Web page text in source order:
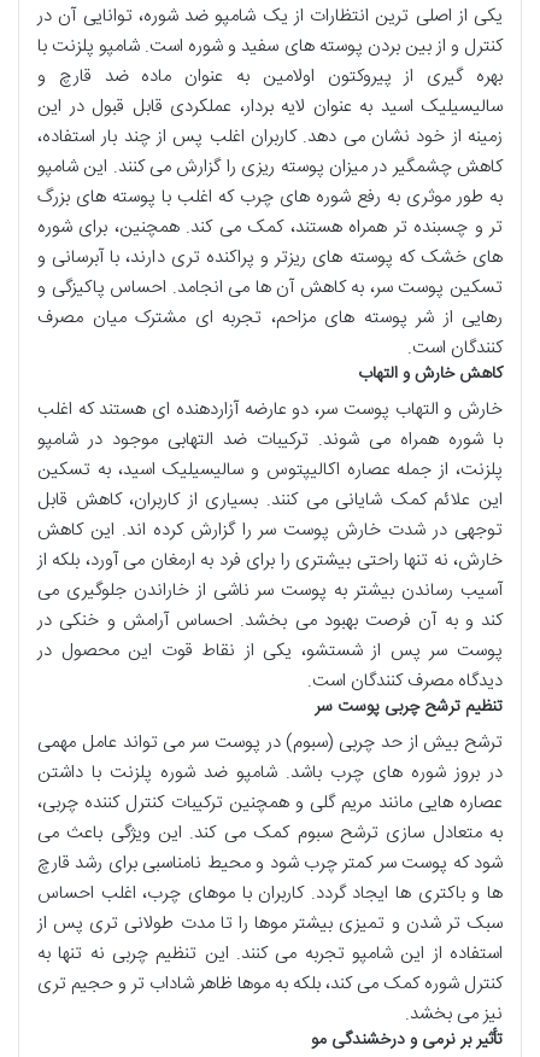
یکی از اصلی ترین انتظارات از یک شامپو ضد شوره، توانایی آن در
کنترل و از بین بردن پوسته های سفید و شوره است. شامپو پلزنت با
بهره گیری از پیروکتون اولامین به عنوان ماده ضد قارچ و
سالیسیلیک اسید به عنوان لایه بردار، عملکردی قابل قبول در این
زمینه از خود نشان می دهد. کاربران اغلب پس از چند بار استفاده،
کاهش چشمگیر در میزان پوسته ریزی را گزارش می کنند. این شامپو
به طور موثری به رفع شوره های چرب که اغلب با پوسته های بزرگ
تر و چسبنده تر همراه هستند، کمک می کند. همچنین، برای شوره
های خشک که پوسته های ریزتر و پراکنده تری دارند، با آبرسانی و
تسکین پوست سر، به کاهش آن ها می انجامد. احساس پاکیزگی و
رهایی از شر پوسته های مزاحم، تجربه ای مشترک میان مصرف
کنندگان است.
کاهش خارش و التهاب
خارش و التهاب پوست سر، دو عارضه آزاردهنده ای هستند که اغلب
با شوره همراه می شوند. ترکیبات ضد التهابی موجود در شامپو
پلزنت، از جمله عصاره اکالیپتوس و سالیسیلیک اسید، به تسکین
این علائم کمک شایانی می کنند. بسیاری از کاربران، کاهش قابل
توجهی در شدت خارش پوست سر را گزارش کرده اند. این کاهش
خارش، نه تنها راحتی بیشتری را برای فرد به ارمغان می آورد، بلکه از
آسیب رساندن بیشتر به پوست سر ناشی از خاراندن جلوگیری می
کند و به آن فرصت بهبود می بخشد. احساس آرامش و خنکی در
پوست سر پس از شستشو، یکی از نقاط قوت این محصول در
دیدگاه مصرف کنندگان است.
تنظیم ترشح چربی پوست سر
ترشح بیش از حد چربی (سبوم) در پوست سر می تواند عامل مهمی
در بروز شوره های چرب باشد. شامپو ضد شوره پلزنت با داشتن
عصاره هایی مانند مریم گلی و همچنین ترکیبات کنترل کننده چربی،
به متعادل سازی ترشح سبوم کمک می کند. این ویژگی باعث می
شود که پوست سر کمتر چرب شود و محیط نامناسبی برای رشد قارچ
ها و باکتری ها ایجاد گردد. کاربران با موهای چرب، اغلب احساس
سبک تر شدن و تمیزی بیشتر موها را تا مدت طولانی تری پس از
استفاده از این شامپو تجربه می کنند. این تنظیم چربی نه تنها به
کنترل شوره کمک می کند، بلکه به موها ظاهر شاداب تر و حجیم تری
نیز می بخشد.
تأثیر بر نرمی و درخشندگی مو